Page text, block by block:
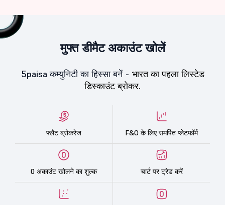
मुफ्त डीमैट अकाउंट खोलें
5paisa कम्युनिटी का हिस्सा बनें - भारत का पहला लिस्टेड
डिस्काउंट ब्रोकर.
फ्लैट ब्रोकरेज F&O के लिए समर्पित प्लेटफॉर्म
0 अकाउंट खोलने का शुल्क चार्ट पर ट्रेड करें